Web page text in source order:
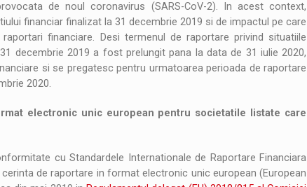
de noul coronavirus (SARS-CoV-2). In acest context,
financiar finalizat la 31 decembrie 2019 si de impactul pe care
financiare. Desi termenul de raportare privind situatiile
decembrie 2019 a fost prelungit pana la data de 31 iulie 2020,
si se pregatesc pentru urmatoarea perioada de raportare
2020.
electronic unic european pentru societatile listate care
cu Standardele Internationale de Raportare Financiara
de raportare in format electronic unic european (European